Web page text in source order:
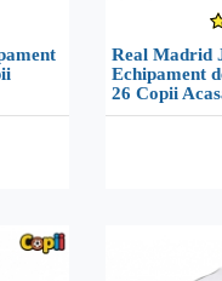
Real Madrid
Echipament
26 Copii